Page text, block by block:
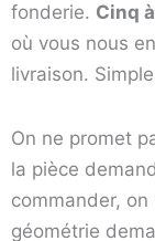
fonderie. Cinq
où vous nous
livraison.
On ne promet
la pièce
commander,
géométrie